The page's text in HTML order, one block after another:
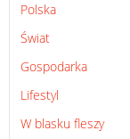
Polska
Świat
Gospodarka
Lifestyl
W blasku fleszy